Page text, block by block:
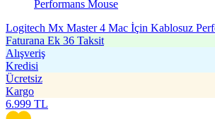
Logitech Mx Master 4 Mac İçin Kablosuz
Faturana Ek 36 Taksit
Alışveriş
Kredisi
Ücretsiz
Kargo
6.999 TL